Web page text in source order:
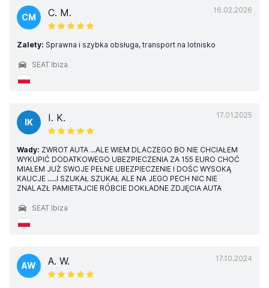
16.02.2026
CM C. M.
Zalety: Sprawna i szybka obsługa, transport na lotnisko
SEAT Ibiza
17.01.2025
IK I. K.
Wady: ZWROT AUTA ...ALE WIEM DLACZEGO BO NIE CHCIAŁEM
WYKUPIĆ DODATKOWEGO UBEZPIECZENIA ZA 155 EURO CHOĆ
MIAŁEM JUŻ SWOJE PEŁNE UBEZPIECZENIE I DOŚC WYSOKĄ
KAUCJE .....I SZUKAŁ SZUKAŁ ALE NA JEGO PECH NIC NIE
ZNALAZŁ PAMIETAJCIE RÓBCIE DOKŁADNE ZDJĘCIA AUTA
SEAT Ibiza
17.10.2024
AW A. W.